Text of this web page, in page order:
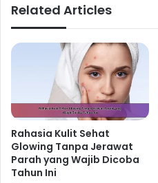
Related Articles
Rahasia Kulit Sehat
Glowing Tanpa Jerawat
Parah yang Wajib Dicoba
Tahun Ini